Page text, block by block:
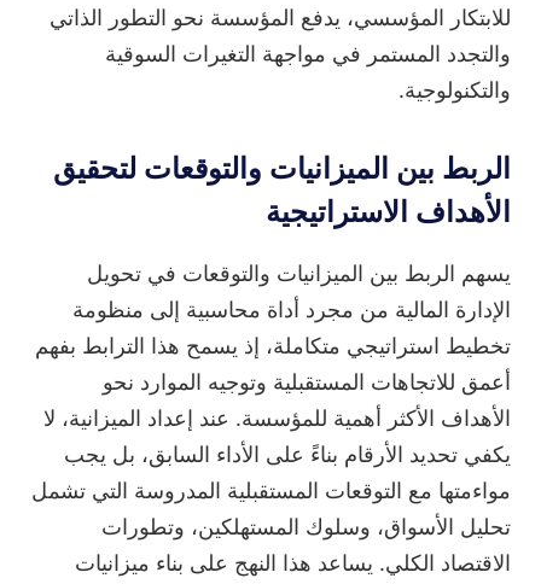
للابتكار المؤسسي، يدفع المؤسسة نحو التطور الذاتي
والتجدد المستمر في مواجهة التغيرات السوقية
والتكنولوجية.
الربط بين الميزانيات والتوقعات لتحقيق
الأهداف الاستراتيجية
يسهم الربط بين الميزانيات والتوقعات في تحويل
الإدارة المالية من مجرد أداة محاسبية إلى منظومة
تخطيط استراتيجي متكاملة، إذ يسمح هذا الترابط بفهم
أعمق للاتجاهات المستقبلية وتوجيه الموارد نحو
الأهداف الأكثر أهمية للمؤسسة. عند إعداد الميزانية، لا
يكفي تحديد الأرقام بناءً على الأداء السابق، بل يجب
مواءمتها مع التوقعات المستقبلية المدروسة التي تشمل
تحليل الأسواق، وسلوك المستهلكين، وتطورات
الاقتصاد الكلي. يساعد هذا النهج على بناء ميزانيات